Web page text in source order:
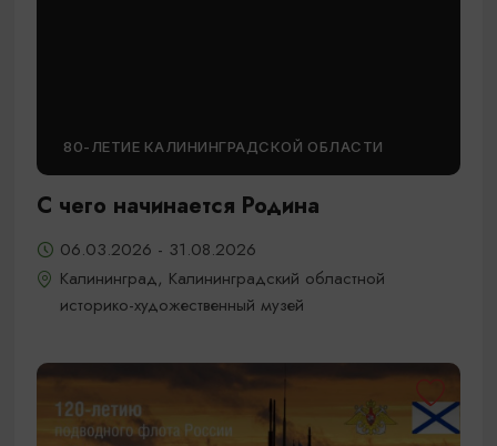
80-ЛЕТИЕ КАЛИНИНГРАДСКОЙ ОБЛАСТИ
С чего начинается Родина
06.03.2026 - 31.08.2026
Калининград, Калининградский областной
историко-художественный музей